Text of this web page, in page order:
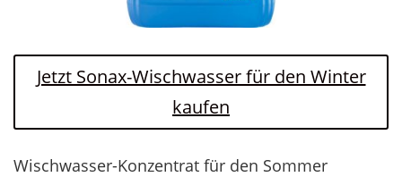
Jetzt Sonax-Wischwasser für den Winter
kaufen
Wischwasser-Konzentrat für den Sommer